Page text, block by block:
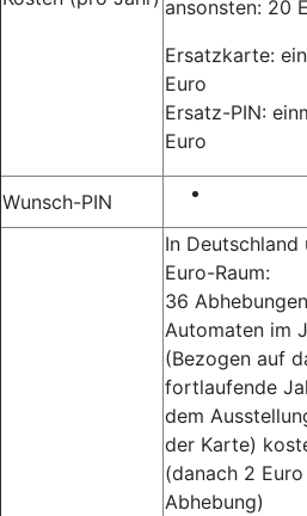
ansonsten: 20
Ersatzkarte:
Euro
Ersatz-PIN:
Euro
Wunsch-PIN
In Deutschland
Euro-Raum:
36
Automaten im
(Bezogen auf
fortlaufende
dem
der Karte)
(danach 2
Abhebung)